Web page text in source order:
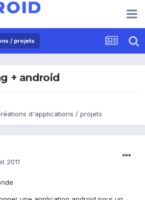
/ projets
+ android
d'applications / projets
2011